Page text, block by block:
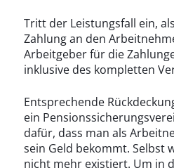
Tritt der Leistungsfall ein,
Zahlung an den
Arbeitgeber für die
inklusive des kompletten
Entsprechende
ein
dafür, dass man als
sein Geld bekommt. Selbst
nicht mehr existiert. Um in